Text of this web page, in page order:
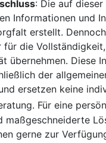
: Die auf dieser
Informationen und
erstellt.
für die
übernehmen. Diese
der
ersetzen keine
Für eine
maßgeschneiderte
gerne zur